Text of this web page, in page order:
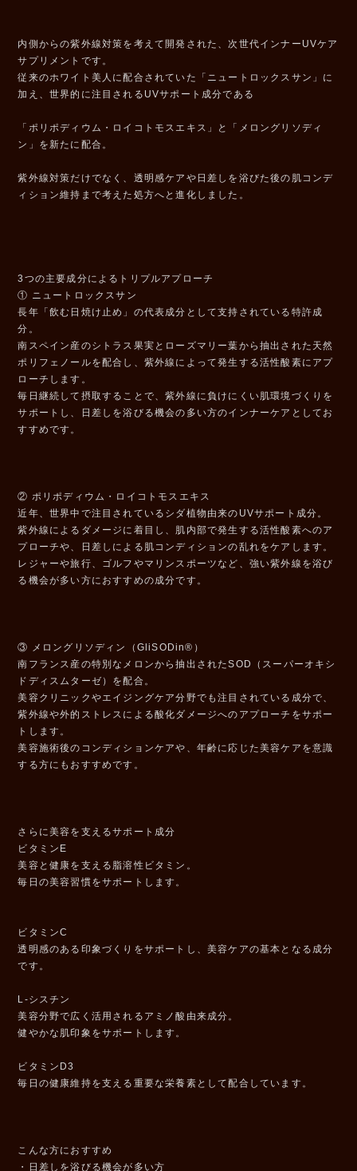
内側からの紫外線対策を考えて開発された、次世代インナーUVケア
サプリメントです。
従来のホワイト美人に配合されていた「ニュートロックスサン」に
加え、世界的に注目されるUVサポート成分である
「ポリポディウム・ロイコトモスエキス」と「メロングリソディ
ン」を新たに配合。
紫外線対策だけでなく、透明感ケアや日差しを浴びた後の肌コンデ
ィション維持まで考えた処方へと進化しました。
3つの主要成分によるトリプルアプローチ
① ニュートロックスサン
長年「飲む日焼け止め」の代表成分として支持されている特許成
分。
南スペイン産のシトラス果実とローズマリー葉から抽出された天然
ポリフェノールを配合し、紫外線によって発生する活性酸素にアプ
ローチします。
毎日継続して摂取することで、紫外線に負けにくい肌環境づくりを
サポートし、日差しを浴びる機会の多い方のインナーケアとしてお
すすめです。
② ポリポディウム・ロイコトモスエキス
近年、世界中で注目されているシダ植物由来のUVサポート成分。
紫外線によるダメージに着目し、肌内部で発生する活性酸素へのア
プローチや、日差しによる肌コンディションの乱れをケアします。
レジャーや旅行、ゴルフやマリンスポーツなど、強い紫外線を浴び
る機会が多い方におすすめの成分です。
③ メロングリソディン（GliSODin®）
南フランス産の特別なメロンから抽出されたSOD（スーパーオキシ
ドディスムターゼ）を配合。
美容クリニックやエイジングケア分野でも注目されている成分で、
紫外線や外的ストレスによる酸化ダメージへのアプローチをサポー
トします。
美容施術後のコンディションケアや、年齢に応じた美容ケアを意識
する方にもおすすめです。
さらに美容を支えるサポート成分
ビタミンE
美容と健康を支える脂溶性ビタミン。
毎日の美容習慣をサポートします。
ビタミンC
透明感のある印象づくりをサポートし、美容ケアの基本となる成分
です。
L-シスチン
美容分野で広く活用されるアミノ酸由来成分。
健やかな肌印象をサポートします。
ビタミンD3
毎日の健康維持を支える重要な栄養素として配合しています。
こんな方におすすめ
・日差しを浴びる機会が多い方